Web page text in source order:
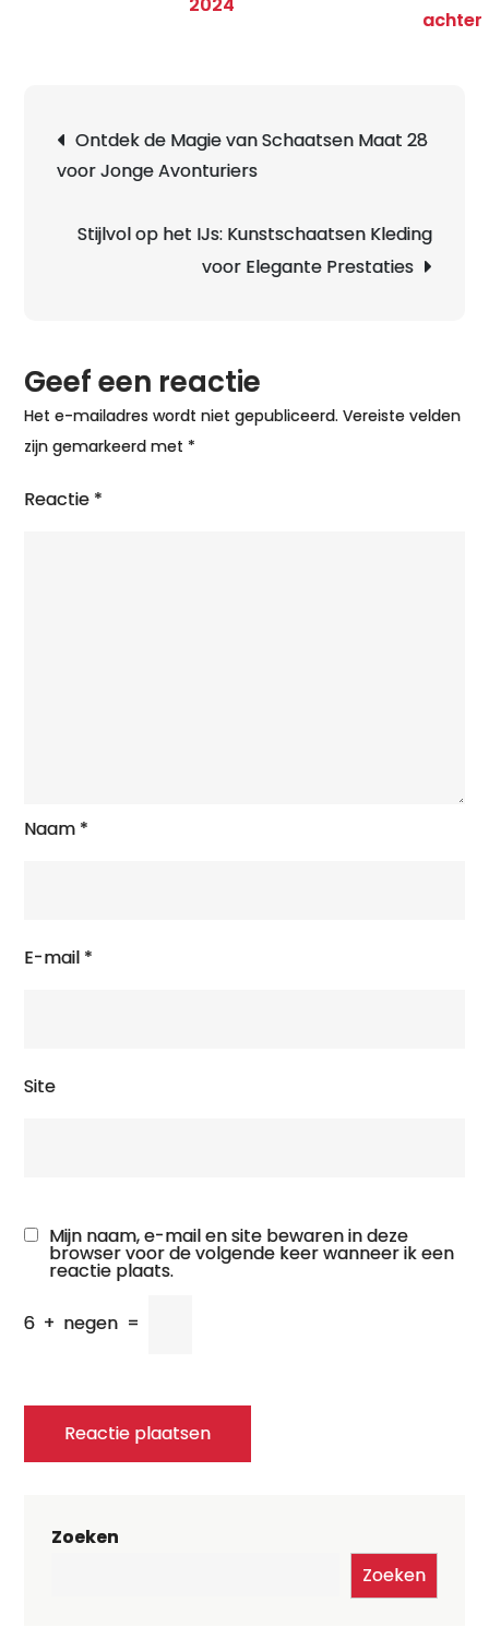
achter
Ontdek de Magie van Schaatsen Maat 28
voor Jonge Avonturiers
Stijlvol op het IJs: Kunstschaatsen Kleding
voor Elegante Prestaties
Geef een reactie
Het e-mailadres wordt niet gepubliceerd. Vereiste velden
zijn gemarkeerd met *
Reactie *
Naam *
E-mail *
Site
Mijn naam, e-mail en site bewaren in deze
browser voor de volgende keer wanneer ik een
reactie plaats.
6 + negen =
Zoeken
Zoeken